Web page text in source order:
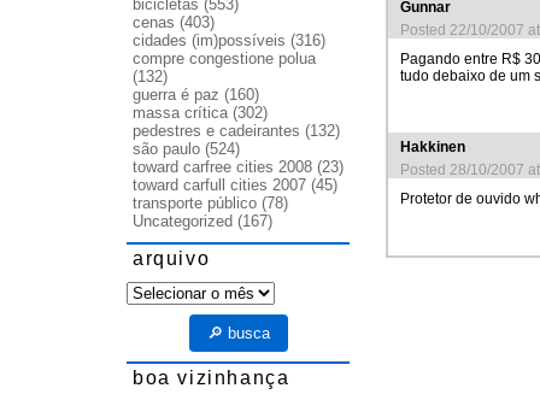
Gunnar
Posted 22/10/2007
Pagando entre R$
tudo debaixo de um
Hakkinen
Posted 28/10/2007
Protetor de ouvido
bicicletas (553)
cenas (403)
cidades (im)possíveis (316)
compre congestione polua
(132)
guerra é paz (160)
massa crítica(302)
pedestres e cadeirantes (132)
são paulo (524)
toward carfree cities 2008 (23)
toward carfull cities 2007 (45)
transporte público (78)
Uncategorized (167)
arquivo
arquivo
🔎 busca
boa vizinhança